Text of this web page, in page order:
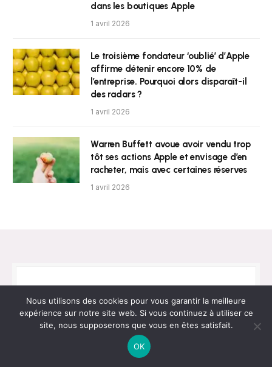
dans les boutiques Apple
1 avril 2026
Le troisième fondateur ‘oublié’ d’Apple
affirme détenir encore 10% de
l’entreprise. Pourquoi alors disparaît-il
des radars ?
1 avril 2026
Warren Buffett avoue avoir vendu trop
tôt ses actions Apple et envisage d’en
racheter, mais avec certaines réserves
1 avril 2026
Newsletter
Obtenez les dernières nouvelles !
Nous utilisons des cookies pour vous garantir la meilleure
expérience sur notre site web. Si vous continuez à utiliser ce
site, nous supposerons que vous en êtes satisfait.
OK